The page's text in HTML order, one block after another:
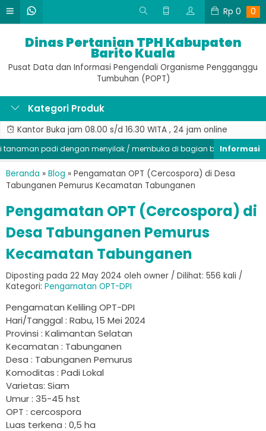
Rp 0 0
Dinas Pertanian TPH Kabupaten
Barito Kuala
Pusat Data dan Informasi Pengendali Organisme Pengganggu
Tumbuhan (POPT)
Kategori Produk
Kantor Buka jam 08.00 s/d 16.30 WITA , 24 jam online
padi dengan menyilak / membuka di bagian batang, segera
Beranda » Blog » Pengamatan OPT (Cercospora) di Desa
Tabunganen Pemurus Kecamatan Tabunganen
Pengamatan OPT (Cercospora) di
Desa Tabunganen Pemurus
Kecamatan Tabunganen
Diposting pada 22 May 2024 oleh owner / Dilihat: 556 kali /
Kategori: Pengamatan OPT-DPI
Pengamatan Keliling OPT-DPI
Hari/Tanggal : Rabu, 15 Mei 2024
Provinsi : Kalimantan Selatan
Kecamatan : Tabunganen
Desa : Tabunganen Pemurus
Komoditas : Padi Lokal
Varietas: Siam
Umur : 35-45 hst
OPT : cercospora
Luas terkena : 0,5 ha